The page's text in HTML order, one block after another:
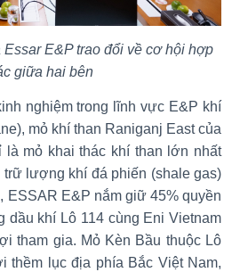
E&P trao đổi về cơ hội hợp
giữa hai bên
nghiệm trong lĩnh vực E&P khí
mỏ khí than Raniganj East của
là mỏ khai thác khí than lớn nhất
lượng khí đá phiến (shale gas)
ESSAR E&P nắm giữ 45% quyền
dầu khí Lô 114 cùng Eni Vietnam
tham gia. Mỏ Kèn Bầu thuộc Lô
thềm lục địa phía Bắc Việt Nam,